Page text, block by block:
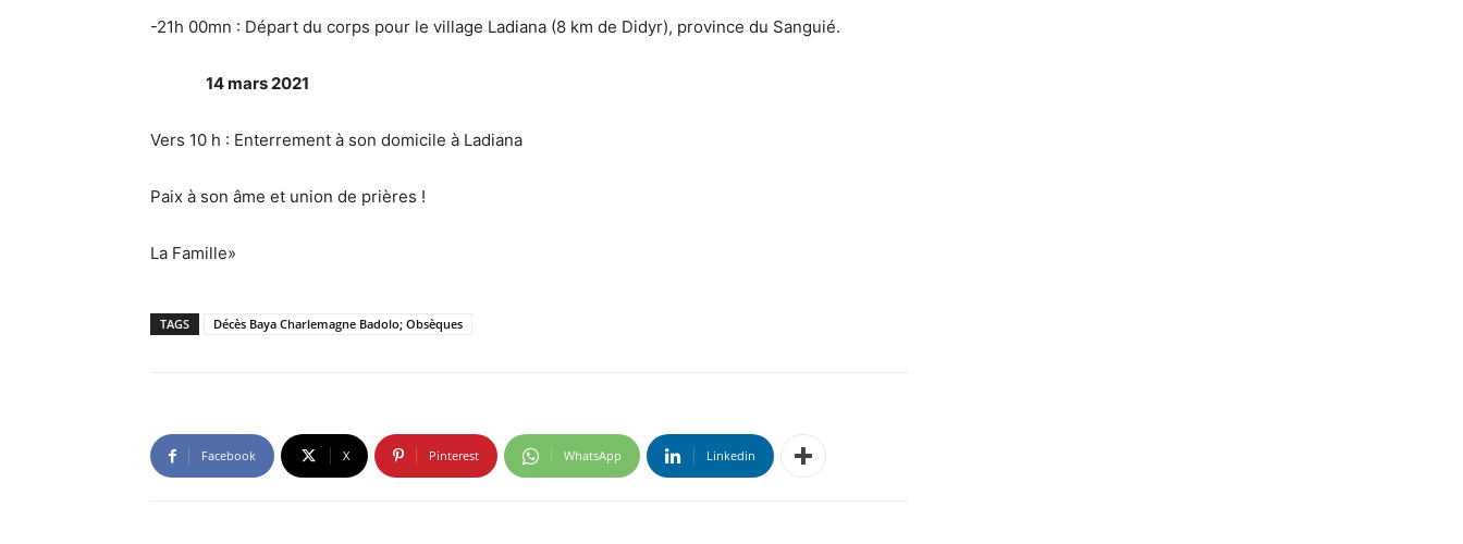
-21h 00mn : Départ du corps pour le village Ladiana (8 km de Didyr), province du Sanguié.
14 mars 2021
Vers 10 h : Enterrement à son domicile à Ladiana
Paix à son âme et union de prières !
La Famille»
TAGS Décès Baya Charlemagne Badolo; Obsèques
Facebook X Pinterest WhatsApp Linkedin